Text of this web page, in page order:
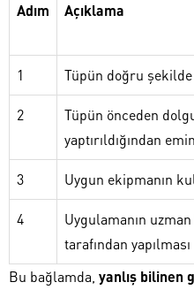
Adım Açıklama
1 Tüpün doğru
2
Tüpün önceden
yaptırıldığından
3 Uygun ekipmanın
4
Uygulamanın
tarafından yapılması
Bu bağlamda, yanlış bilinen